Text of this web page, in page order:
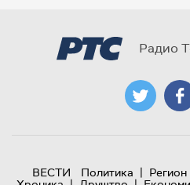
Радио
ВЕСТИ Политика | Регион